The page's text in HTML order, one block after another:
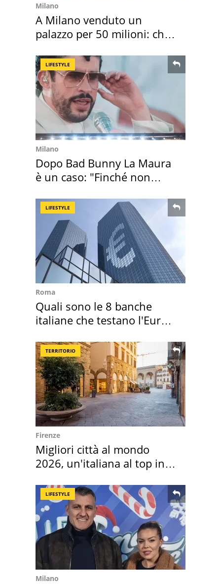
Milano
A Milano venduto un
palazzo per 50 milioni: chi
LIFESTYLE
Milano
Dopo Bad Bunny La Maura
è un caso: "Finché non
LIFESTYLE
Roma
Quali sono le 8 banche
italiane che testano l'Euro
TERRITORIO
Firenze
Migliori città al mondo
2026, un'italiana al top in
LIFESTYLE
Milano